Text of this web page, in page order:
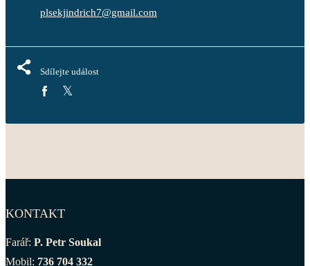
plsekjindrich7@gmail.com
Sdílejte událost
KONTAKT
Farář: P. Petr Soukal
Mobil: 736 704 332